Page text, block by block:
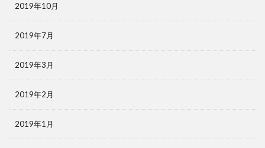
2019年10月
2019年7月
2019年3月
2019年2月
2019年1月